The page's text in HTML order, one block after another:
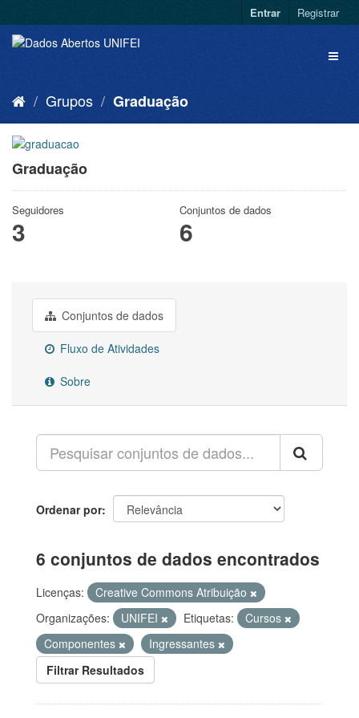
Entrar Registrar
Grupos Graduação
Graduação
Seguidores
3
Conjuntos de dados
6
Conjuntos de dados
Fluxo de Atividades
Sobre
Ordenar por
6 conjuntos de dados encontrados
Licenças:
Creative Commons Atribuição
Organizações:
UNIFEI Etiquetas:
Cursos
Componentes
Ingressantes
Filtrar Resultados